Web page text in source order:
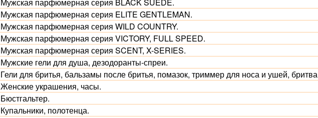
Мужская парфюмерная серия ELITE GENTLEMAN.
Мужская парфюмерная серия WILD COUNTRY.
Мужская парфюмерная серия VICTORY, FULL SPEED.
Мужская парфюмерная серия SCENT, X-SERIES.
Мужские гели для душа, дезодоранты-спреи.
Гели для бритья, бальзамы после бритья, помазок, триммер для носа и ушей,
Женские украшения, часы.
Бюстгальтер.
Купальники, полотенца.